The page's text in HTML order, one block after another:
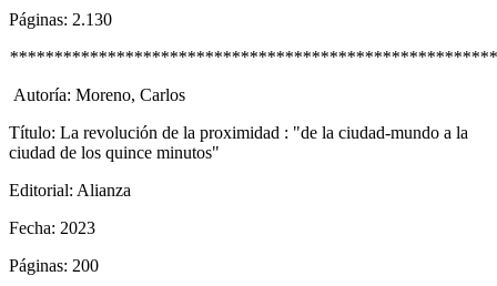
Páginas: 2.130
Autoría: Moreno, Carlos
Título: La revolución de la proximidad : "de la ciudad-mundo a la
ciudad de los quince minutos"
Editorial: Alianza
Fecha: 2023
Páginas: 200